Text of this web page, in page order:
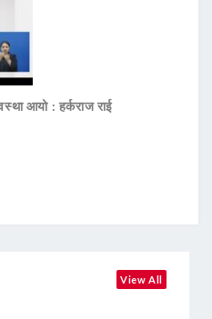
आयो : हर्कराज राई
View All